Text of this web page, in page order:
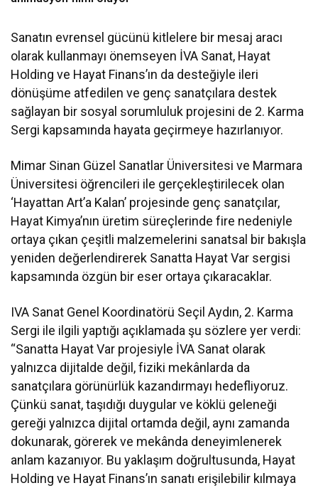
Sanatın evrensel gücünü kitlelere bir mesaj aracı
olarak kullanmayı önemseyen İVA Sanat, Hayat
Holding ve Hayat Finans’ın da desteğiyle ileri
dönüşüme atfedilen ve genç sanatçılara destek
sağlayan bir sosyal sorumluluk projesini de 2. Karma
Sergi kapsamında hayata geçirmeye hazırlanıyor.
Mimar Sinan Güzel Sanatlar Üniversitesi ve Marmara
Üniversitesi öğrencileri ile gerçekleştirilecek olan
‘Hayattan Art’a Kalan’ projesinde genç sanatçılar,
Hayat Kimya’nın üretim süreçlerinde fire nedeniyle
ortaya çıkan çeşitli malzemelerini sanatsal bir bakışla
yeniden değerlendirerek Sanatta Hayat Var sergisi
kapsamında özgün bir eser ortaya çıkaracaklar.
IVA Sanat Genel Koordinatörü Seçil Aydın, 2. Karma
Sergi ile ilgili yaptığı açıklamada şu sözlere yer verdi:
“Sanatta Hayat Var projesiyle İVA Sanat olarak
yalnızca dijitalde değil, fiziki mekânlarda da
sanatçılara görünürlük kazandırmayı hedefliyoruz.
Çünkü sanat, taşıdığı duygular ve köklü geleneği
gereği yalnızca dijital ortamda değil, aynı zamanda
dokunarak, görerek ve mekânda deneyimlenerek
anlam kazanıyor. Bu yaklaşım doğrultusunda, Hayat
Holding ve Hayat Finans’ın sanatı erişilebilir kılmaya